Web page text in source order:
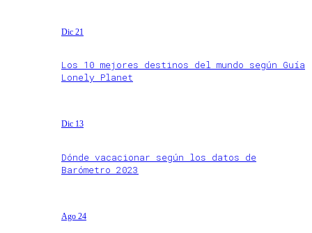
Dic 21
Los 10 mejores destinos del mundo según Guía
Lonely Planet
Dic 13
Dónde vacacionar según los datos de
Barómetro 2023
Ago 24